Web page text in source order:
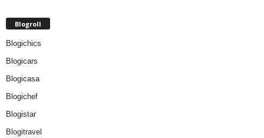
Blogroll
Blogichics
Blogicars
Blogicasa
Blogichef
Blogistar
Blogitravel